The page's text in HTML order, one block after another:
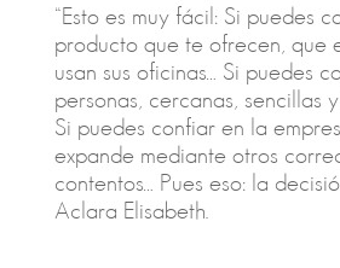
“Esto es muy fácil: Si puedes
producto que te ofrecen, que
usan sus oficinas… Si puedes
personas, cercanas, sencillas y
Si puedes confiar en la
expande mediante otros
contentos… Pues eso: la
Aclara Elisabeth.